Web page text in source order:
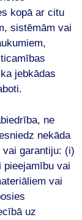
kopā ar citu
sistēmām vai
jebkādas
ne
nekāda
garantiju: (i)
pieejamību vai
vai
uz